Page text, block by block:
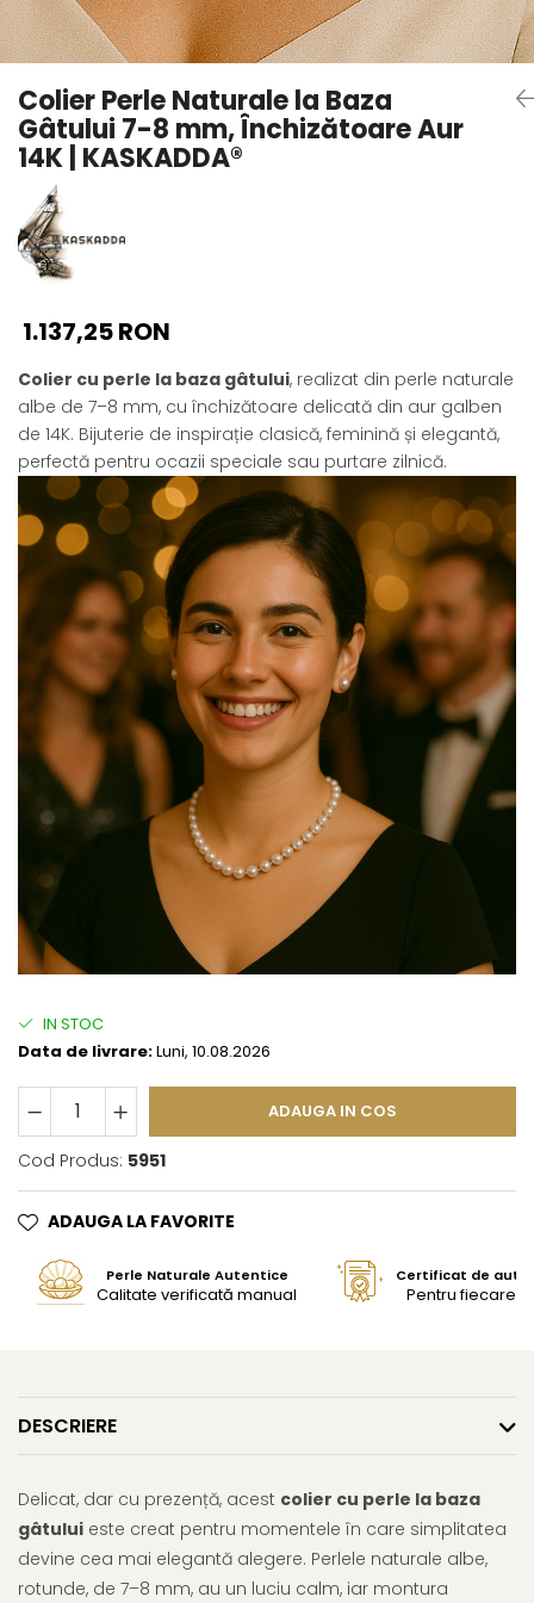
Seturi Perle cu Argint
Brățări cu Perle
Pandantive cu Perle
Brose cu Perle
Colier Perle Naturale la Baza
Gâtului 7-8 mm, Închizătoare Aur
14K | KASKADDA®
1.137,25 RON
Colier cu perle la baza gâtului, realizat din perle naturale
albe de 7–8 mm, cu închizătoare delicată din aur galben
de 14K. Bijuterie de inspirație clasică, feminină și elegantă,
perfectă pentru ocazii speciale sau purtare zilnică.
IN STOC
Data de livrare:Luni, 10.08.2026
ADAUGA IN COS
Cod Produs: 5951
ADAUGA LA FAVORITE
Perle Naturale Autentice
Calitate verificată manual
Certificat de
Pentru fiecare
DESCRIERE
Delicat, dar cu prezență, acest colier cu perle la baza
gâtului este creat pentru momentele în care simplitatea
devine cea mai elegantă alegere. Perlele naturale albe,
rotunde, de 7–8 mm, au un luciu calm, iar montura